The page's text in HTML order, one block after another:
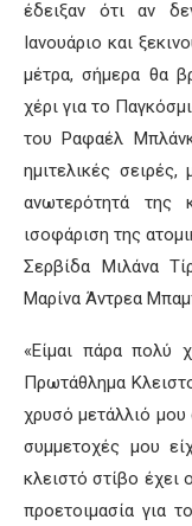
έδειξαν ότι αν
Ιανουάριο και
μέτρα, σήμερα θα
χέρι για το
του Ραφαέλ
ημιτελικές
ανωτερότητά της
ισοφάριση της
Σερβίδα Μιλάνα
Μαρίνα Άντρεα
«Είμαι πάρα πολύ
Πρωτάθλημα
χρυσό μετάλλιό μου
συμμετοχές μου
κλειστό στίβο έχει
προετοιμασία για